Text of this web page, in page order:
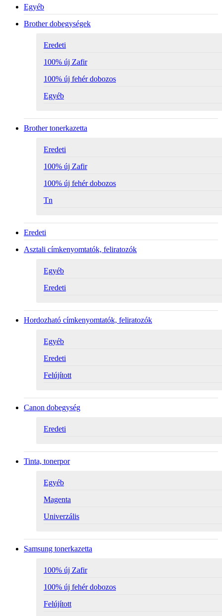
Egyéb
Brother dobegységek
Eredeti
100% új Zafir
100% új fehér dobozos
Egyéb
Brother tonerkazetta
Eredeti
100% új Zafir
100% új fehér dobozos
Tn
Eredeti
Asztali címkenyomtatók, feliratozók
Egyéb
Eredeti
Hordozható címkenyomtatók, feliratozók
Egyéb
Eredeti
Felújított
Canon dobegység
Eredeti
Tinta, tonerpor
Egyéb
Magenta
Univerzális
Samsung tonerkazetta
100% új Zafir
100% új fehér dobozos
Felújított